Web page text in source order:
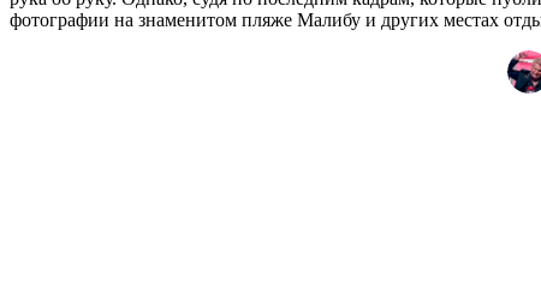
фотографии на знаменитом пляже Малибу и других местах